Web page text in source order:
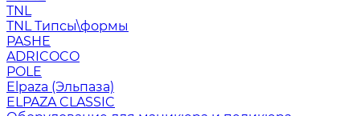
TNL
TNL Типсы\формы
PASHE
ADRICOCO
POLE
Elpaza (Эльпаза)
ELPAZA CLASSIC